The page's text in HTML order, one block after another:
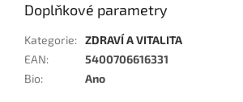
Doplňkové parametry
Kategorie: ZDRAVÍ A VITALITA
EAN:
5400706616331
Bio: Ano